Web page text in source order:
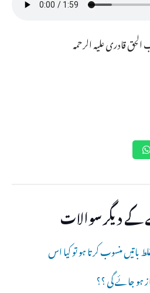
قادری علیہ الرحمہ
دیگر سوالات
باتیں منسوب کرتا ہو تو کیا اس
ہو جائے گی ؟؟